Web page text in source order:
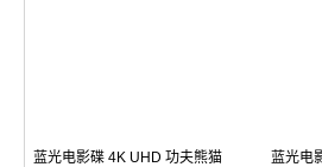
蓝光电影碟 4K UHD 功夫熊猫
蓝光电